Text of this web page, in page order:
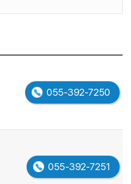
055-392-7250
055-392-7251